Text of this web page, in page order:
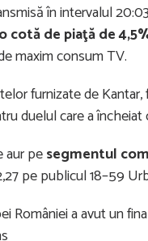
în intervalul
o cotă de piaţă de
maxim consum TV.
furnizate de
duelul care a
aur pesegmentul
pe publicul 18–59
României a avut un